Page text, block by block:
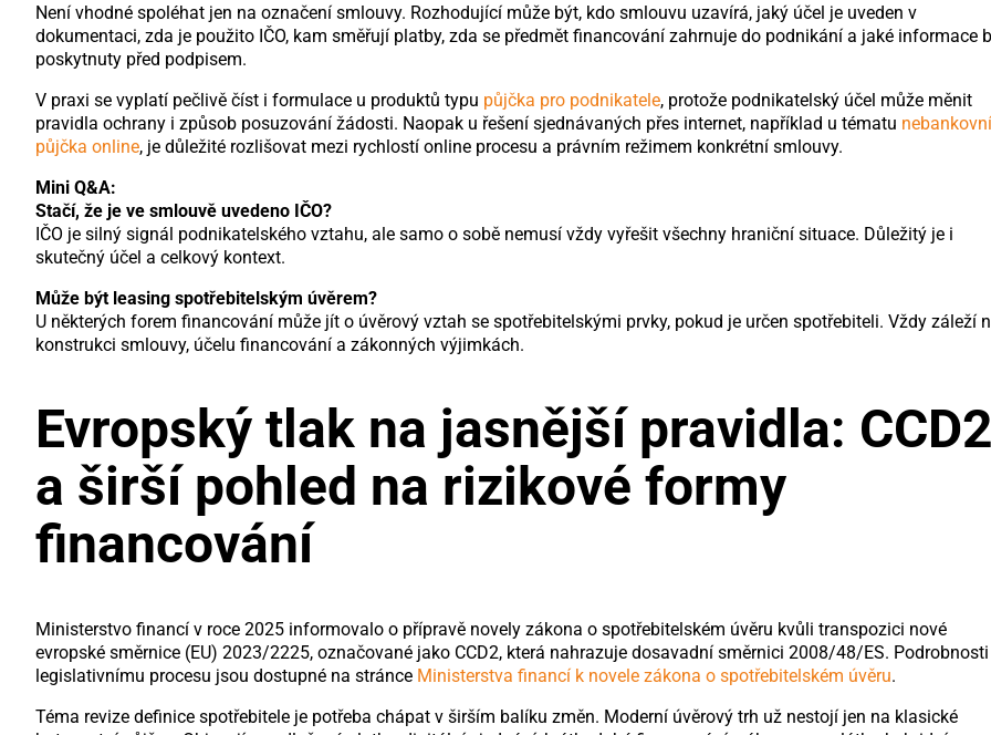
Není vhodné spoléhat jen na označení smlouvy. Rozhodující může být, kdo smlouvu uzavírá, jaký účel je uveden v
dokumentaci, zda je použito IČO, kam směřují platby, zda se předmět financování zahrnuje do podnikání a jaké informace
poskytnuty před podpisem.
V praxi se vyplatí pečlivě číst i formulace u produktů typu půjčka pro podnikatele, protože podnikatelský účel může měnit
pravidla ochrany i způsob posuzování žádosti. Naopak u řešení sjednávaných přes internet, například u tématu nebankovní
půjčka online, je důležité rozlišovat mezi rychlostí online procesu a právním režimem konkrétní smlouvy.
Mini Q&A:
Stačí, že je ve smlouvě uvedeno IČO?
IČO je silný signál podnikatelského vztahu, ale samo o sobě nemusí vždy vyřešit všechny hraniční situace. Důležitý je i
skutečný účel a celkový kontext.
Může být leasing spotřebitelským úvěrem?
U některých forem financování může jít o úvěrový vztah se spotřebitelskými prvky, pokud je určen spotřebiteli. Vždy záleží
konstrukci smlouvy, účelu financování a zákonných výjimkách.
Evropský tlak na jasnější pravidla: CCD2
a širší pohled na rizikové formy
financování
Ministerstvo financí v roce 2025 informovalo o přípravě novely zákona o spotřebitelském úvěru kvůli transpozici nové
evropské směrnice (EU) 2023/2225, označované jako CCD2, která nahrazuje dosavadní směrnici 2008/48/ES.
legislativnímu procesu jsou dostupné na stránce Ministerstva financí k novele zákona o spotřebitelském úvěru.
Téma revize definice spotřebitele je potřeba chápat v širším balíku změn. Moderní úvěrový trh už nestojí jen na klasické